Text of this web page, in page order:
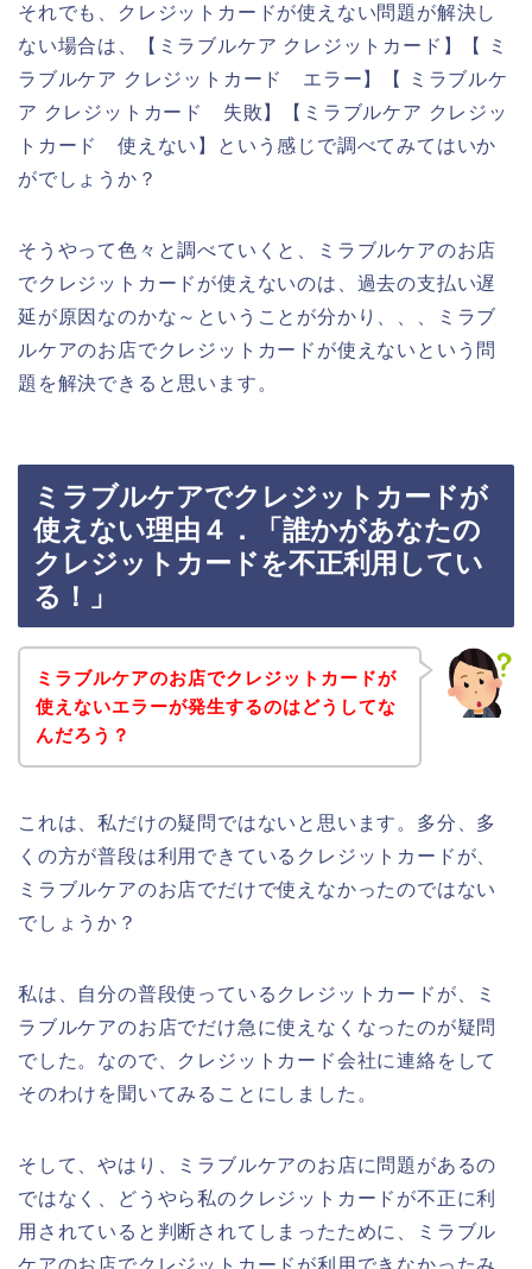
それでも、クレジットカードが使えない問題が解決し
ない場合は、【ミラブルケア クレジットカード】【 ミ
ラブルケア クレジットカード エラー】【 ミラブルケ
ア クレジットカード 失敗】【ミラブルケア クレジッ
トカード 使えない】という感じで調べてみてはいか
がでしょうか？
そうやって色々と調べていくと、ミラブルケアのお店
でクレジットカードが使えないのは、過去の支払い遅
延が原因なのかな～ということが分かり、、、ミラブ
ルケアのお店でクレジットカードが使えないという問
題を解決できると思います。
ミラブルケアでクレジットカードが
使えない理由４．「誰かがあなたの
クレジットカードを不正利用してい
る！」
ミラブルケアのお店でクレジットカードが
使えないエラーが発生するのはどうしてな
んだろう？
これは、私だけの疑問ではないと思います。多分、多
くの方が普段は利用できているクレジットカードが、
ミラブルケアのお店でだけで使えなかったのではない
でしょうか？
私は、自分の普段使っているクレジットカードが、ミ
ラブルケアのお店でだけ急に使えなくなったのが疑問
でした。なので、クレジットカード会社に連絡をして
そのわけを聞いてみることにしました。
そして、やはり、ミラブルケアのお店に問題があるの
ではなく、どうやら私のクレジットカードが不正に利
用されていると判断されてしまったために、ミラブル
ケアのお店でクレジットカードが利用できなかったみ